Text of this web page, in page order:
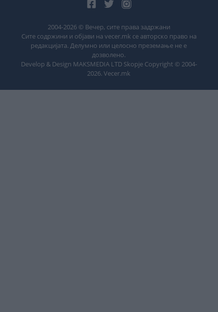
2004-2026 © Вечер, сите права задржани
Сите содржини и објави на vecer.mk се авторско право на
редакцијата. Делумно или целосно преземање не е
дозволено.
Develop & Design MAKSMEDIA LTD Skopje Copyright © 2004-
2026. Vecer.mk